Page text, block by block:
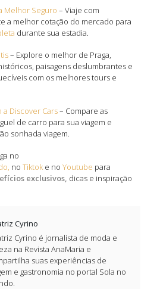
Melhor Seguro – Viaje com
a melhor cotação do mercado para
durante sua estadia.
– Explore o melhor de Praga,
paisagens deslumbrantes e
com os melhores tours e
Discover Cars– Compare as
de carro para sua viagem e
sonhada viagem.
no
no Tiktoke no Youtube para
exclusivos, dicas e inspiração
Cyrino
Cyrino é jornalista de moda e
na Revista AnaMaria e
suas experiências de
e gastronomia no portal Sola no